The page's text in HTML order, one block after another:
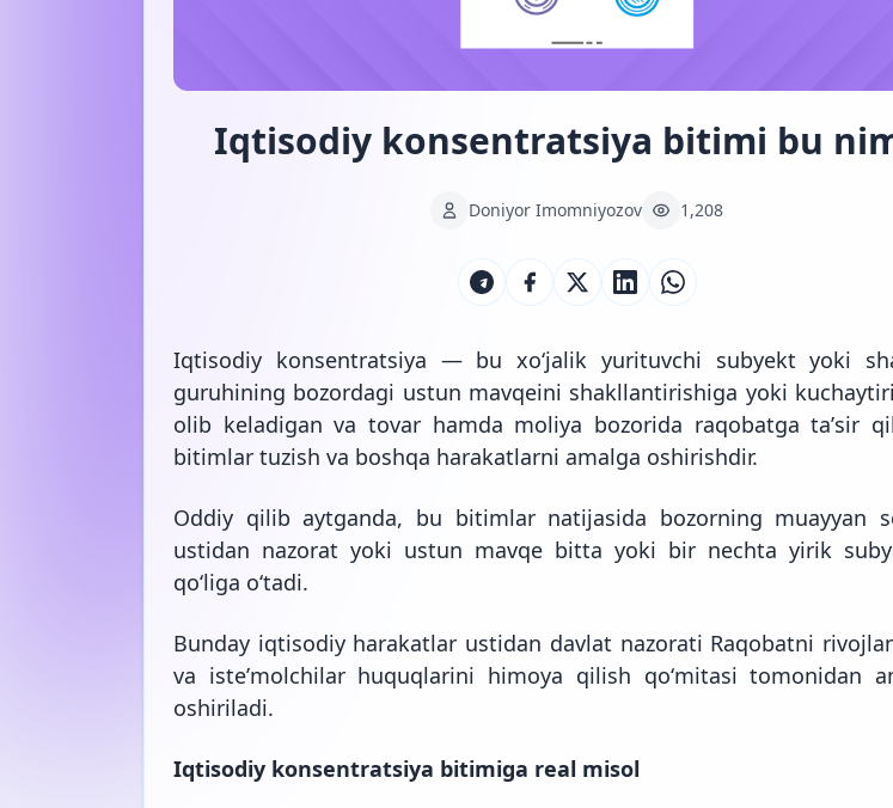
Iqtisodiy konsentratsiya bitimi bu
Doniyor Imomniyozov 1,208
Iqtisodiy konsentratsiya — bu xoʻjalik yurituvchi subyekt yoki
guruhining bozordagi ustun mavqeini shakllantirishiga yoki
olib keladigan va tovar hamda moliya bozorida raqobatga taʼsir
bitimlar tuzish va boshqa harakatlarni amalga oshirishdir.
Oddiy qilib aytganda, bu bitimlar natijasida bozorning muayyan
ustidan nazorat yoki ustun mavqe bitta yoki bir nechta yirik
qoʻliga oʻtadi.
Bunday iqtisodiy harakatlar ustidan davlat nazorati Raqobatni
va isteʼmolchilar huquqlarini himoya qilish qoʻmitasi tomonidan
oshiriladi.
Iqtisodiy konsentratsiya bitimiga real misol